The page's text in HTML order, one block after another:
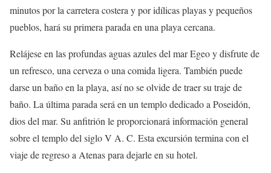
minutos por la carretera costera y por idílicas playas y pequeños
pueblos, hará su primera parada en una playa cercana.
Relájese en las profundas aguas azules del mar Egeo y disfrute de
un refresco, una cerveza o una comida ligera. También puede
darse un baño en la playa, así no se olvide de traer su traje de
baño. La última parada será en un templo dedicado a Poseidón,
dios del mar. Su anfitrión le proporcionará información general
sobre el templo del siglo V A. C. Esta excursión termina con el
viaje de regreso a Atenas para dejarle en su hotel.